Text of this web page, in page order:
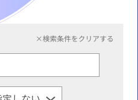
×検索条件をクリアする